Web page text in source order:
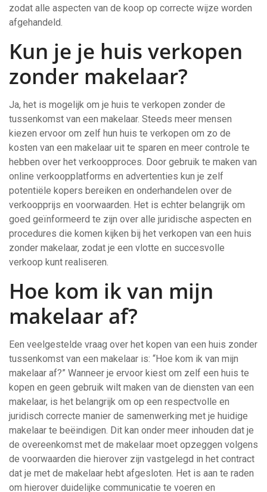
zodat alle aspecten van de koop op correcte wijze worden
afgehandeld.
Kun je je huis verkopen
zonder makelaar?
Ja, het is mogelijk om je huis te verkopen zonder de
tussenkomst van een makelaar. Steeds meer mensen
kiezen ervoor om zelf hun huis te verkopen om zo de
kosten van een makelaar uit te sparen en meer controle te
hebben over het verkoopproces. Door gebruik te maken van
online verkoopplatforms en advertenties kun je zelf
potentiële kopers bereiken en onderhandelen over de
verkoopprijs en voorwaarden. Het is echter belangrijk om
goed geïnformeerd te zijn over alle juridische aspecten en
procedures die komen kijken bij het verkopen van een huis
zonder makelaar, zodat je een vlotte en succesvolle
verkoop kunt realiseren.
Hoe kom ik van mijn
makelaar af?
Een veelgestelde vraag over het kopen van een huis zonder
tussenkomst van een makelaar is: “Hoe kom ik van mijn
makelaar af?” Wanneer je ervoor kiest om zelf een huis te
kopen en geen gebruik wilt maken van de diensten van een
makelaar, is het belangrijk om op een respectvolle en
juridisch correcte manier de samenwerking met je huidige
makelaar te beëindigen. Dit kan onder meer inhouden dat je
de overeenkomst met de makelaar moet opzeggen volgens
de voorwaarden die hierover zijn vastgelegd in het contract
dat je met de makelaar hebt afgesloten. Het is aan te raden
om hierover duidelijke communicatie te voeren en